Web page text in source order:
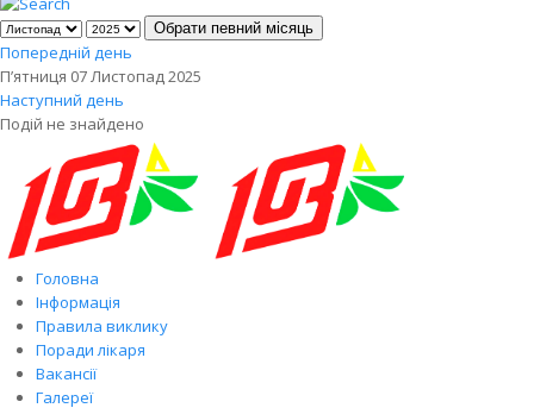
Обрати певний місяць
Попередній день
П’ятниця 07 Листопад 2025
Наступний день
Подій не знайдено
Головна
Інформація
Правила виклику
Поради лікаря
Вакансії
Галереї